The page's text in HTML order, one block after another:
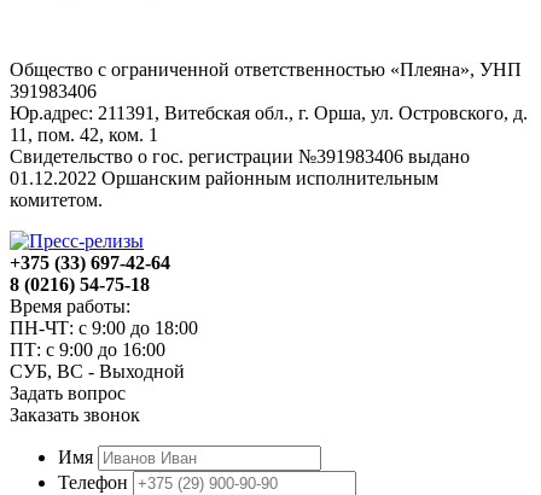
Общество с ограниченной ответственностью «Плеяна», УНП
391983406
Юр.адрес: 211391, Витебская обл., г. Орша, ул. Островского, д.
11, пом. 42, ком. 1
Свидетельство о гос. регистрации №391983406 выдано
01.12.2022 Оршанским районным исполнительным
комитетом.
+375 (33) 697-42-64
8 (0216) 54-75-18
Время работы:
ПН-ЧТ: с 9:00 до 18:00
ПТ: с 9:00 до 16:00
СУБ, ВС - Выходной
Задать вопрос
Заказать звонок
Имя
Телефон